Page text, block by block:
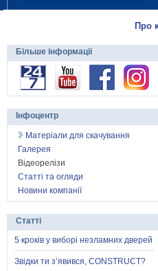
Про
Більше інформації
Інфоцентр
Матеріали для скачування
Галерея
Відеорелізи
Статті та огляди
Новини компанії
Статті
5 кроків у виборі незламних дверей
Звідки ти з’явився, CONSTRUCT?